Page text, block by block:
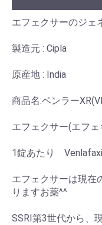
エフェクサーのジェ
製造元 : Cipla
原産地 : India
商品名:ベンラー
エフェクサー(エフ
1錠あたり
エフェクサーは現在
りますお薬^^
SSRI第3世代から、